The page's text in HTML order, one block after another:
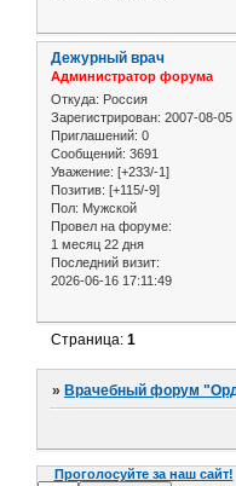
Дежурный врач
Администратор форума
Откуда: Россия
Зарегистрирован: 2007-08-05
Приглашений: 0
Сообщений: 3691
Уважение: [+233/-1]
Позитив: [+115/-9]
Пол: Мужской
Провел на форуме:
1 месяц 22 дня
Последний визит:
2026-06-16 17:11:49
Страница:1
»Врачебный форум
Проголосуйте за наш сайт!